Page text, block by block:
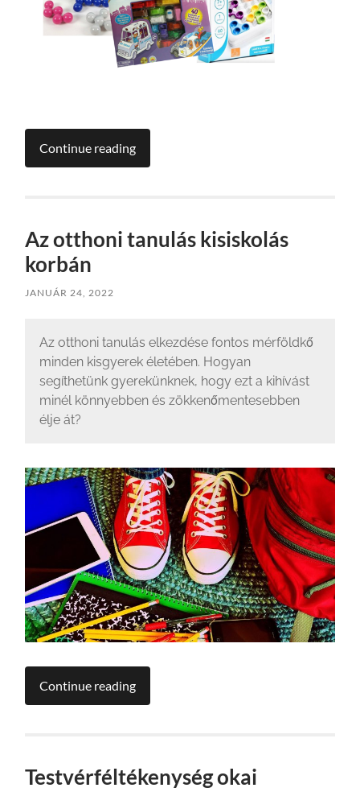
Continue reading
Az otthoni tanulás kisiskolás
korbán
JANUÁR 24, 2022
Az otthoni tanulás elkezdése fontos mérföldkő
minden kisgyerek életében. Hogyan
segíthetünk gyerekünknek, hogy ezt a kihívást
minél könnyebben és zökkenőmentesebben
élje át?
Continue reading
Testvérféltékenység okai